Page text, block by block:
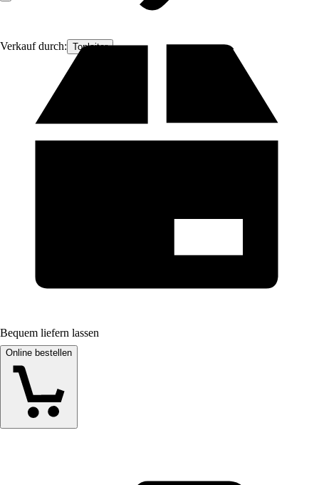
Verkauf durch: Topleiter
Bequem liefern lassen
Online bestellen